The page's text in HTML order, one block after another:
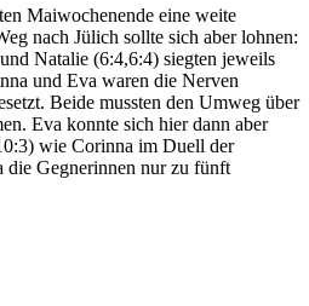
Maiwochenende eine weite
nach Jülich sollte sich aber lohnen:
Natalie (6:4,6:4) siegten jeweils
und Eva waren die Nerven
Beide mussten den Umweg über
Eva konnte sich hier dann aber
wie Corinna im Duell der
die Gegnerinnen nur zu fünft